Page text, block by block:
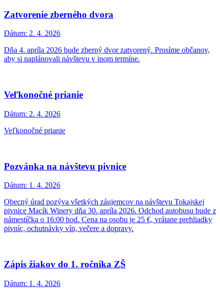
Zatvorenie zberného dvora
Dátum: 2. 4. 2026
Dňa 4. apríla 2026 bude zberný dvor zatvorený. Prosíme občanov,
aby si naplánovali návštevu v inom termíne.
Veľkonočné prianie
Dátum: 2. 4. 2026
Veľkonočné prianie
Pozvánka na návštevu pivnice
Dátum: 1. 4. 2026
Obecný úrad pozýva všetkých záujemcov na návštevu Tokajskej
pivnice Macík Winery dňa 30. apríla 2026. Odchod autobusu bude z
námestíčka o 16:00 hod. Cena na osobu je 25 €, vrátane prehliadky
pivníc, ochutnávky vín, večere a dopravy.
Zápis žiakov do 1. ročníka ZŠ
Dátum: 1. 4. 2026